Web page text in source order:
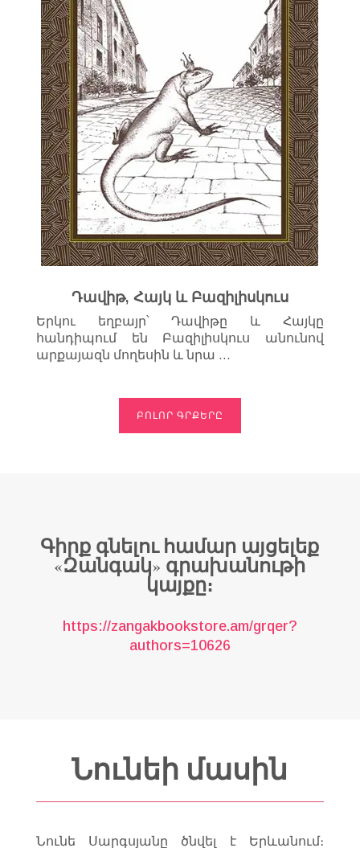
Դավիթ, Հայկ և Բազիլիսկուս
Երկու եղբայր՝ Դավիթը և Հայկը
հանդիպում են Բազիլիսկուս անունով
արքայազն մողեսին և նրա …
ԲՈԼՈՐ ԳՐՔԵՐԸ
Գիրք գնելու համար այցելեք
«Զանգակ» գրախանութի
կայքը։
https://zangakbookstore.am/grqer?
authors=10626
Նունեի մասին
Նունե Սարգսյանը ծնվել է Երևանում։